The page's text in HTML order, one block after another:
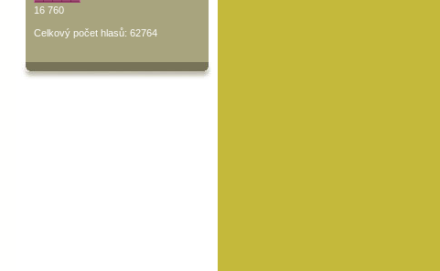
16 760
Celkový počet hlasů: 62764